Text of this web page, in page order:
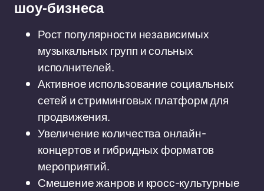
шоу-бизнеса
Рост популярности независимых
музыкальных групп и сольных
исполнителей.
Активное использование социальных
сетей и стриминговых платформ для
продвижения.
Увеличение количества онлайн-
концертов и гибридных форматов
мероприятий.
Смешение жанров и кросс-культурные